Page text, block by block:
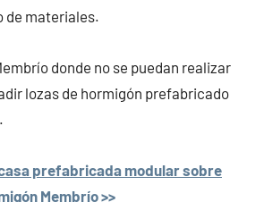
de materiales.
donde no se puedan realizar
lozas de hormigón prefabricado
prefabricada modular sobre
Membrío >>